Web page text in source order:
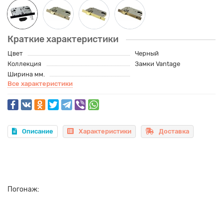
Краткие характеристики
Цвет
Черный
Коллекция
Замки Vantage
Ширина мм.
Все характеристики
Описание Характеристики Доставка
Погонаж: